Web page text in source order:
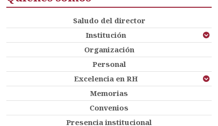
Saludo del director
Institución
Organización
Personal
Excelencia en RH
Memorias
Convenios
Presencia institucional